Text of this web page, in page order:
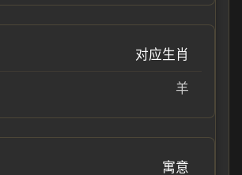
对应生肖
羊
寓意